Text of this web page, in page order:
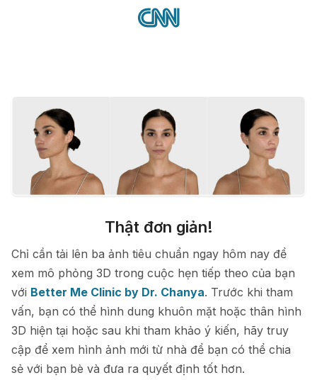
Thật đơn giản!
Chỉ cần tải lên ba ảnh tiêu chuẩn ngay hôm nay để
xem mô phỏng 3D trong cuộc hẹn tiếp theo của bạn
với Better Me Clinic by Dr. Chanya. Trước khi tham
vấn, bạn có thể hình dung khuôn mặt hoặc thân hình
3D hiện tại hoặc sau khi tham khảo ý kiến, hãy truy
cập để xem hình ảnh mới từ nhà để bạn có thể chia
sẻ với bạn bè và đưa ra quyết định tốt hơn.